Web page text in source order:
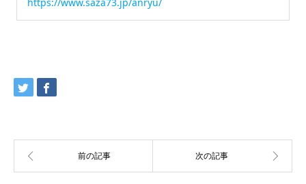
https://www.saza73.jp/anryu/